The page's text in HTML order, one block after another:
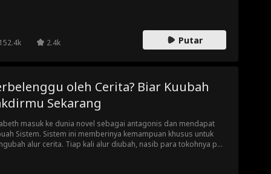
152.4k 2.4k Putar
oleh Cerita? Biar Kuubah
Sekarang
masuk ke dunia novel sebagai antagonis dan mendapat
Sistem. Sistem ini memberinya kemampuan khusus untuk
alur cerita. Tiap kali alur diubah, nasib para tokohnya pun